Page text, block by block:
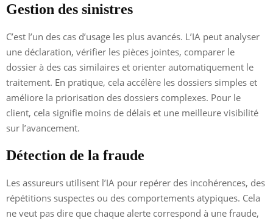
Gestion des sinistres
C’est l’un des cas d’usage les plus avancés. L’IA peut analyser
une déclaration, vérifier les pièces jointes, comparer le
dossier à des cas similaires et orienter automatiquement le
traitement. En pratique, cela accélère les dossiers simples et
améliore la priorisation des dossiers complexes. Pour le
client, cela signifie moins de délais et une meilleure visibilité
sur l’avancement.
Détection de la fraude
Les assureurs utilisent l’IA pour repérer des incohérences, des
répétitions suspectes ou des comportements atypiques. Cela
ne veut pas dire que chaque alerte correspond à une fraude,